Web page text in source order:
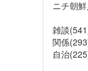
ニチ朝
雑談
関係
自治